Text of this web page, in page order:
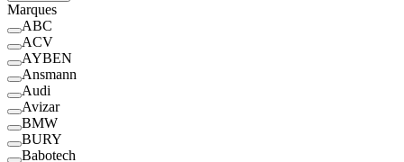
Marques
ABC
ACV
AYBEN
Ansmann
Audi
Avizar
BMW
BURY
Babotech